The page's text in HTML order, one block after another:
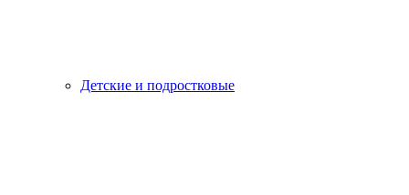
Детские и подростковые